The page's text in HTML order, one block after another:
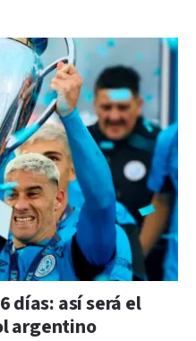
días: así será el
argentino